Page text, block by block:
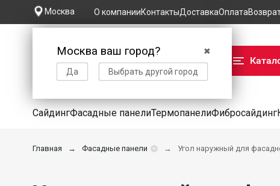
Москва
✖
Москва ваш город?
Да Выбрать другой город
О компанииКонтактыДоставкаОплата
СайдингФасадные панелиТермопанелиФибросайдинг
Главная Фасадные панели Угол наружный для